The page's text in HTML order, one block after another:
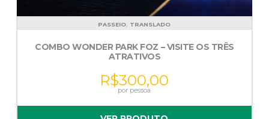
COMBO WONDER PARK FOZ – VISITE OS TRÊS
ATRATIVOS
PASSEIO, TRANSLADO
R$300,00